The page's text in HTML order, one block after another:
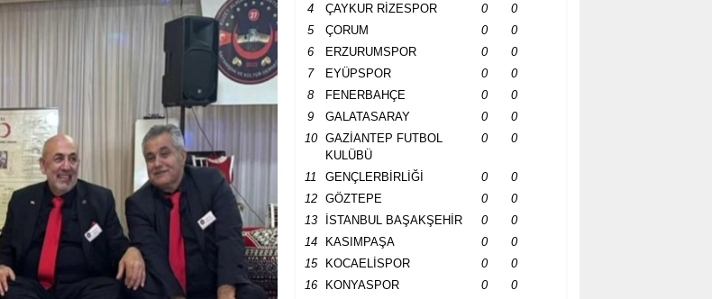
4 ÇAYKUR RİZESPOR 0
0
5
ÇORUM 0
0
6
ERZURUMSPOR 0
0
7
EYÜPSPOR 0
0
8
FENERBAHÇE 0
0
9
GALATASARAY 0
0
10
GAZİANTEP FUTBOL
KULÜBÜ
0 0
11 GENÇLERBİRLİĞİ 0
0
12
GÖZTEPE 0
0
13
İSTANBUL BAŞAKŞEHİR 0
0
14
KASIMPAŞA 0
0
15
KOCAELİSPOR 0
0
16
KONYASPOR 0
0